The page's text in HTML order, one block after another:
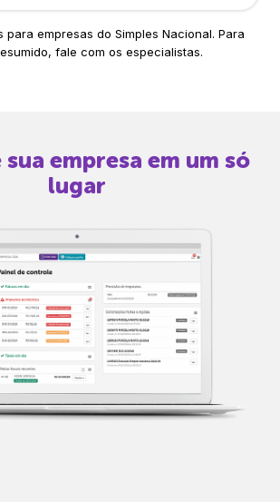
para empresas do Simples Nacional. Para
fale com os especialistas.
empresa em um só
lugar